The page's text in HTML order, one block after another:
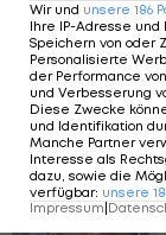
Wir und unsere 186
Ihre IP-Adresse
Speichern von oder
Personalisierte
der Performance
und Verbesserung
Diese Zwecke
und Identifikation
Manche Partner
Interesse als
dazu, sowie die
verfügbar: unsere
Impressum